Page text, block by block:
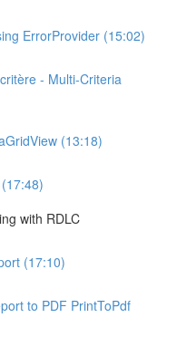
ErrorProvider (15:02)
- Multi-Criteria
(13:18)
with RDLC
(17:10)
to PDF PrintToPdf